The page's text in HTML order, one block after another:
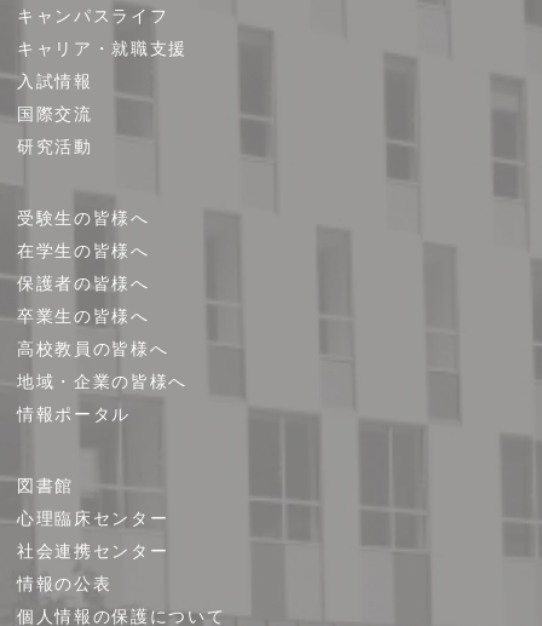
プ
キャンパスライフ
キャリア・就職支援
入試情報
国際交流
研究活動
受験生の皆様へ
在学生の皆様へ
保護者の皆様へ
卒業生の皆様へ
高校教員の皆様へ
地域・企業の皆様へ
情報ポータル
図書館
心理臨床センター
社会連携センター
情報の公表
個人情報の保護について